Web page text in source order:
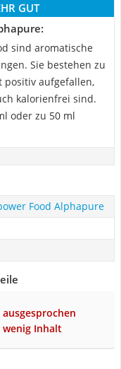
GUT
sind aromatische
Sie bestehen zu
positiv aufgefallen,
kalorienfrei sind.
oder zu 50 ml
Food Alphapure
ausgesprochen
wenig Inhalt